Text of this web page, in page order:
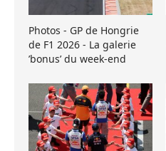
Photos - GP de Hongrie
de F1 2026 - La galerie
’bonus’ du week-end